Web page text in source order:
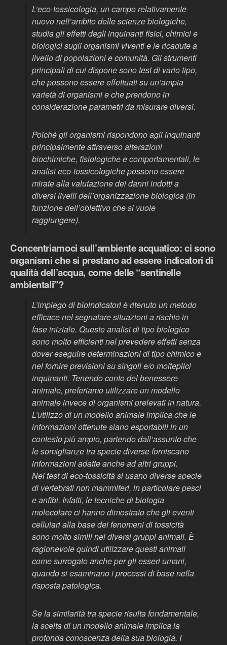
L’eco-tossicologia, un campo relativamente
nuovo nell’ambito delle scienze biologiche,
studia gli effetti degli inquinanti fisici, chimici e
biologici sugli organismi viventi e le ricadute a
livello di popolazioni e comunità. Gli strumenti
principali di cui dispone sono test di vario tipo,
che possono essere effettuati su un’ampia
varietà di organismi e che prendono in
considerazione parametri da misurare diversi.
Poiché gli organismi rispondono agli inquinanti
principalmente attraverso alterazioni
biochimiche, fisiologiche e comportamentali, le
analisi eco-tossicologiche possono essere
mirate alla valutazione dei danni indotti a
diversi livelli dell’organizzazione biologica (in
funzione dell’obiettivo che si vuole
raggiungere).
Concentriamoci sull’ambiente acquatico: ci sono
organismi che si prestano ad essere indicatori di
qualità dell’acqua, come delle “sentinelle
ambientali”?
L’impiego di bioindicatori è ritenuto un metodo
efficace nel segnalare situazioni a rischio in
fase iniziale. Queste analisi di tipo biologico
sono molto efficienti nel prevedere effetti senza
dover eseguire determinazioni di tipo chimico e
nel fornire previsioni su singoli e/o molteplici
inquinanti. Tenendo conto del benessere
animale, preferiamo utilizzare un modello
animale invece di organismi prelevati in natura.
L’utilizzo di un modello animale implica che le
informazioni ottenute siano esportabili in un
contesto più ampio, partendo dall’assunto che
le somiglianze tra specie diverse forniscano
informazioni adatte anche ad altri gruppi.
Nei test di eco-tossicità si usano diverse specie
di vertebrati non mammiferi, in particolare pesci
e anfibi. Infatti, le tecniche di biologia
molecolare ci hanno dimostrato che gli eventi
cellulari alla base dei fenomeni di tossicità
sono molto simili nei diversi gruppi animali. È
ragionevole quindi utilizzare questi animali
come surrogato anche per gli esseri umani,
quando si esaminano i processi di base nella
risposta patologica.
Se la similarità tra specie risulta fondamentale,
la scelta di un modello animale implica la
profonda conoscenza della sua biologia. I